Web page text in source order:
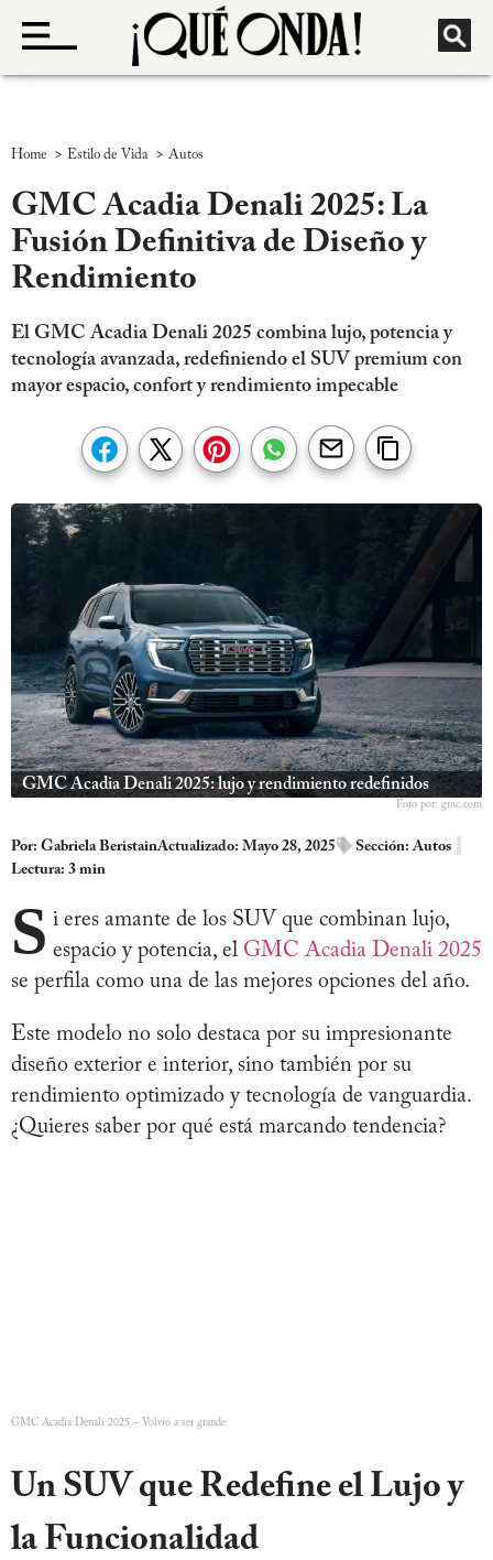
Home > Estilo de Vida > Autos
GMC Acadia Denali 2025: La
Fusión Definitiva de Diseño y
Rendimiento
El GMC Acadia Denali 2025 combina lujo, potencia y
tecnología avanzada, redefiniendo el SUV premium con
mayor espacio, confort y rendimiento impecable
GMC Acadia Denali 2025: lujo y rendimiento redefinidos
Foto por: gmc.com
Por: Gabriela BeristainActualizado: Mayo 28, 2025 Sección:Autos
Lectura: 3 min
S i eres amante de los SUV que combinan lujo,
espacio y potencia, el GMC Acadia Denali 2025
se perfila como una de las mejores opciones del año.
Este modelo no solo destaca por su impresionante
diseño exterior e interior, sino también por su
rendimiento optimizado y tecnología de vanguardia.
¿Quieres saber por qué está marcando tendencia?
GMC Acadia Denali 2025 – Volvió a ser grande
Un SUV que Redefine el Lujo y
la Funcionalidad